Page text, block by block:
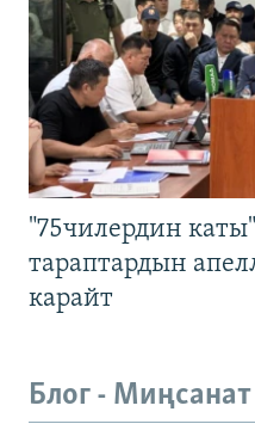
"75чилердин
тараптардын
карайт
Блог - Миңсанат